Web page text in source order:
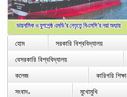
হোম
সরকারি বিশ্ববিদ্যালয়
বেসরকারি বিশ্ববিদ্যালয়
কলেজ
কারিগরি শিক্ষা
সংবাদ∨
মুখোমুখি